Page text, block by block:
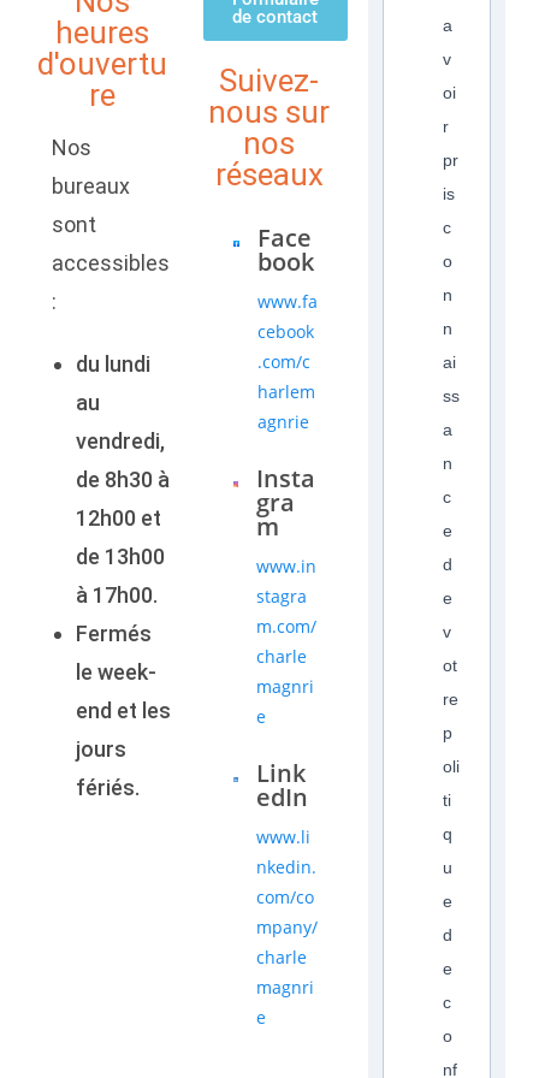
heures
d'ouvertu
re
Nos
bureaux
sont
accessibles
:
du lundi
au
vendredi,
de 8h30 à
12h00 et
de 13h00
à 17h00.
Fermés
le week-
end et les
jours
fériés.
de contact
Suivez-
nous sur
nos
réseaux
Face
book
www.fa
cebook
.com/c
harlem
agnrie
Insta
gra
m
www.in
stagra
m.com/
charle
magnri
e
Link
edIn
www.li
nkedin.
com/co
mpany/
charle
magnri
e
a
v
oi
r
pr
is
c
o
n
n
ai
ss
a
n
c
e
d
e
v
ot
re
p
oli
ti
q
u
e
d
e
c
o
nf